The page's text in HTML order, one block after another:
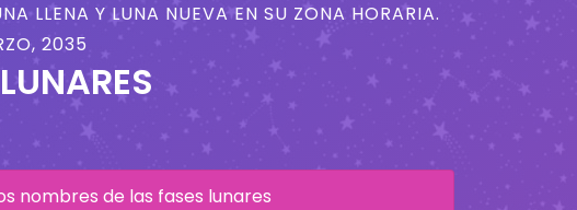
LLENA Y LUNA NUEVA EN SU ZONA HORARIA.
2035
nombres de las fases lunares